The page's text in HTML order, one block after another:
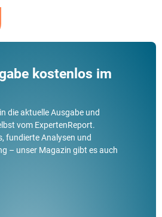
kostenlos im
die aktuelle Ausgabe und
vom ExpertenReport.
fundierte Analysen und
– unser Magazin gibt es auch